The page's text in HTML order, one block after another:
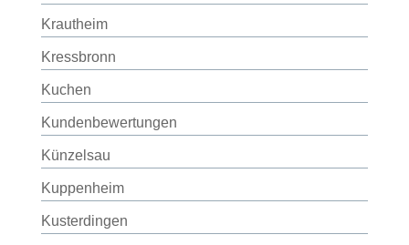
Krautheim
Kressbronn
Kuchen
Kundenbewertungen
Künzelsau
Kuppenheim
Kusterdingen